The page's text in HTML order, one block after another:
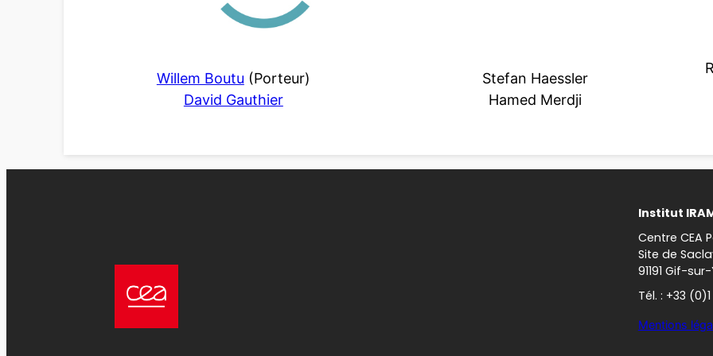
Willem Boutu (Porteur)
David Gauthier
Stefan Haessler
Hamed Merdji
Institut
Centre CEA
Site de
91191 Gif-
Tél. : +33
Mentions